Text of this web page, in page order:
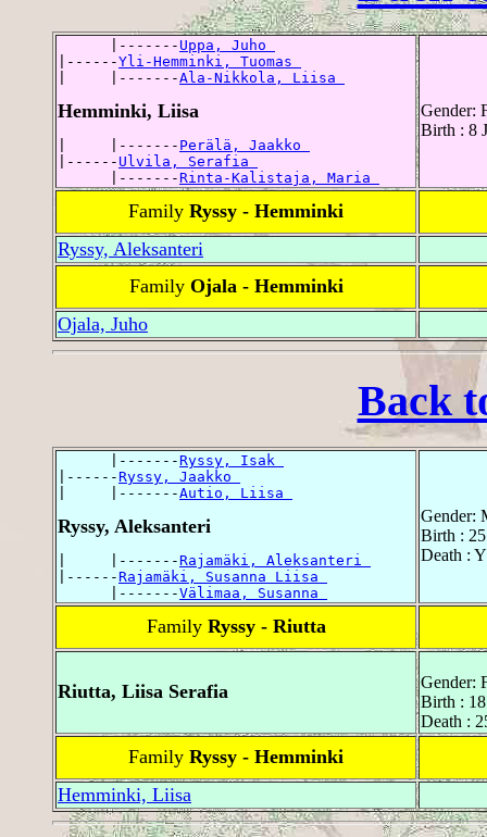
      |-------
Uppa, Juho
|------Yli-Hemminki, Tuomas
|     |-------Ala-Nikkola, Liisa
Hemminki, Liisa
|     |------- Perälä, Jaakko
|------ Ulvila, Serafia
      |-------
Rinta-Kalistaja, Maria
Gender:
Birth : 8
Family Ryssy - Hemminki
Ryssy, Aleksanteri
Family Ojala - Hemminki
Ojala, Juho
Back
      |-------
Ryssy, Isak
|------Ryssy, Jaakko
|     |-------Autio, Liisa
Ryssy, Aleksanteri
|     |-------Rajamäki, Aleksanteri
|------Rajamäki, Susanna Liisa
      |-------
Välimaa, Susanna
Gender:
Birth :
Death :
Family Ryssy - Riutta
Riutta, Liisa Serafia
Gender:
Birth :
Death :
Family Ryssy - Hemminki
Hemminki, Liisa